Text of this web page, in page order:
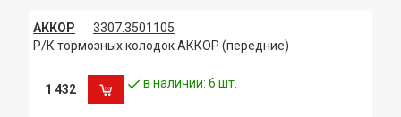
АККОР
3307.3501105
Р/К тормозных колодок АККОР (передние)
1 432 в наличии: 6 шт.